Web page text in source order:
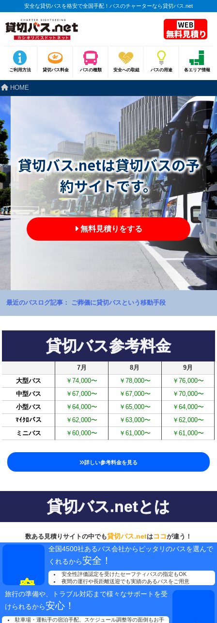
安全な貸切バスを格安で全国手配！バスのチャーターなら貸切バス.net
ご利用方法 貸切バス料金 バスの種類 安全への取組 バスの用途 各エリア情報
HOME
貸切バス.netは貸切バスの予
約サイトです。
無料見積りをする
最近のバスログ記事： ご葬儀に貸切バスという移動手段
貸切バス参考料金
大型バス
中型バス
小型バス
ﾏｲｸﾛバス
ミニバス
7月
￥74,000〜
￥67,000〜
￥64,000〜
￥62,000〜
￥60,000〜
8月
￥78,000〜
￥67,000〜
￥65,000〜
￥63,000〜
￥61,000〜
9月
￥76,000〜
￥70,000〜
￥64,000〜
￥62,000〜
￥61,000〜
詳しい参考料金を見る
貸切バス.netとは
数ある見積りサイトの中でも貸切バス.netはココが違う！
全国4500社あるバス会社からピッタリのバスを選んで
くれるから安全！
安全性評価認定を受けたセーフティバスの指定もOK
夜間の運行や長距離送迎でも実績のあるバスをご用意
旅行の準備や、トラブル対応まで様々なサポートを受
けられるから安心！
駐車場・運転手の宿泊手配、スケジュール調整等の面倒もお手